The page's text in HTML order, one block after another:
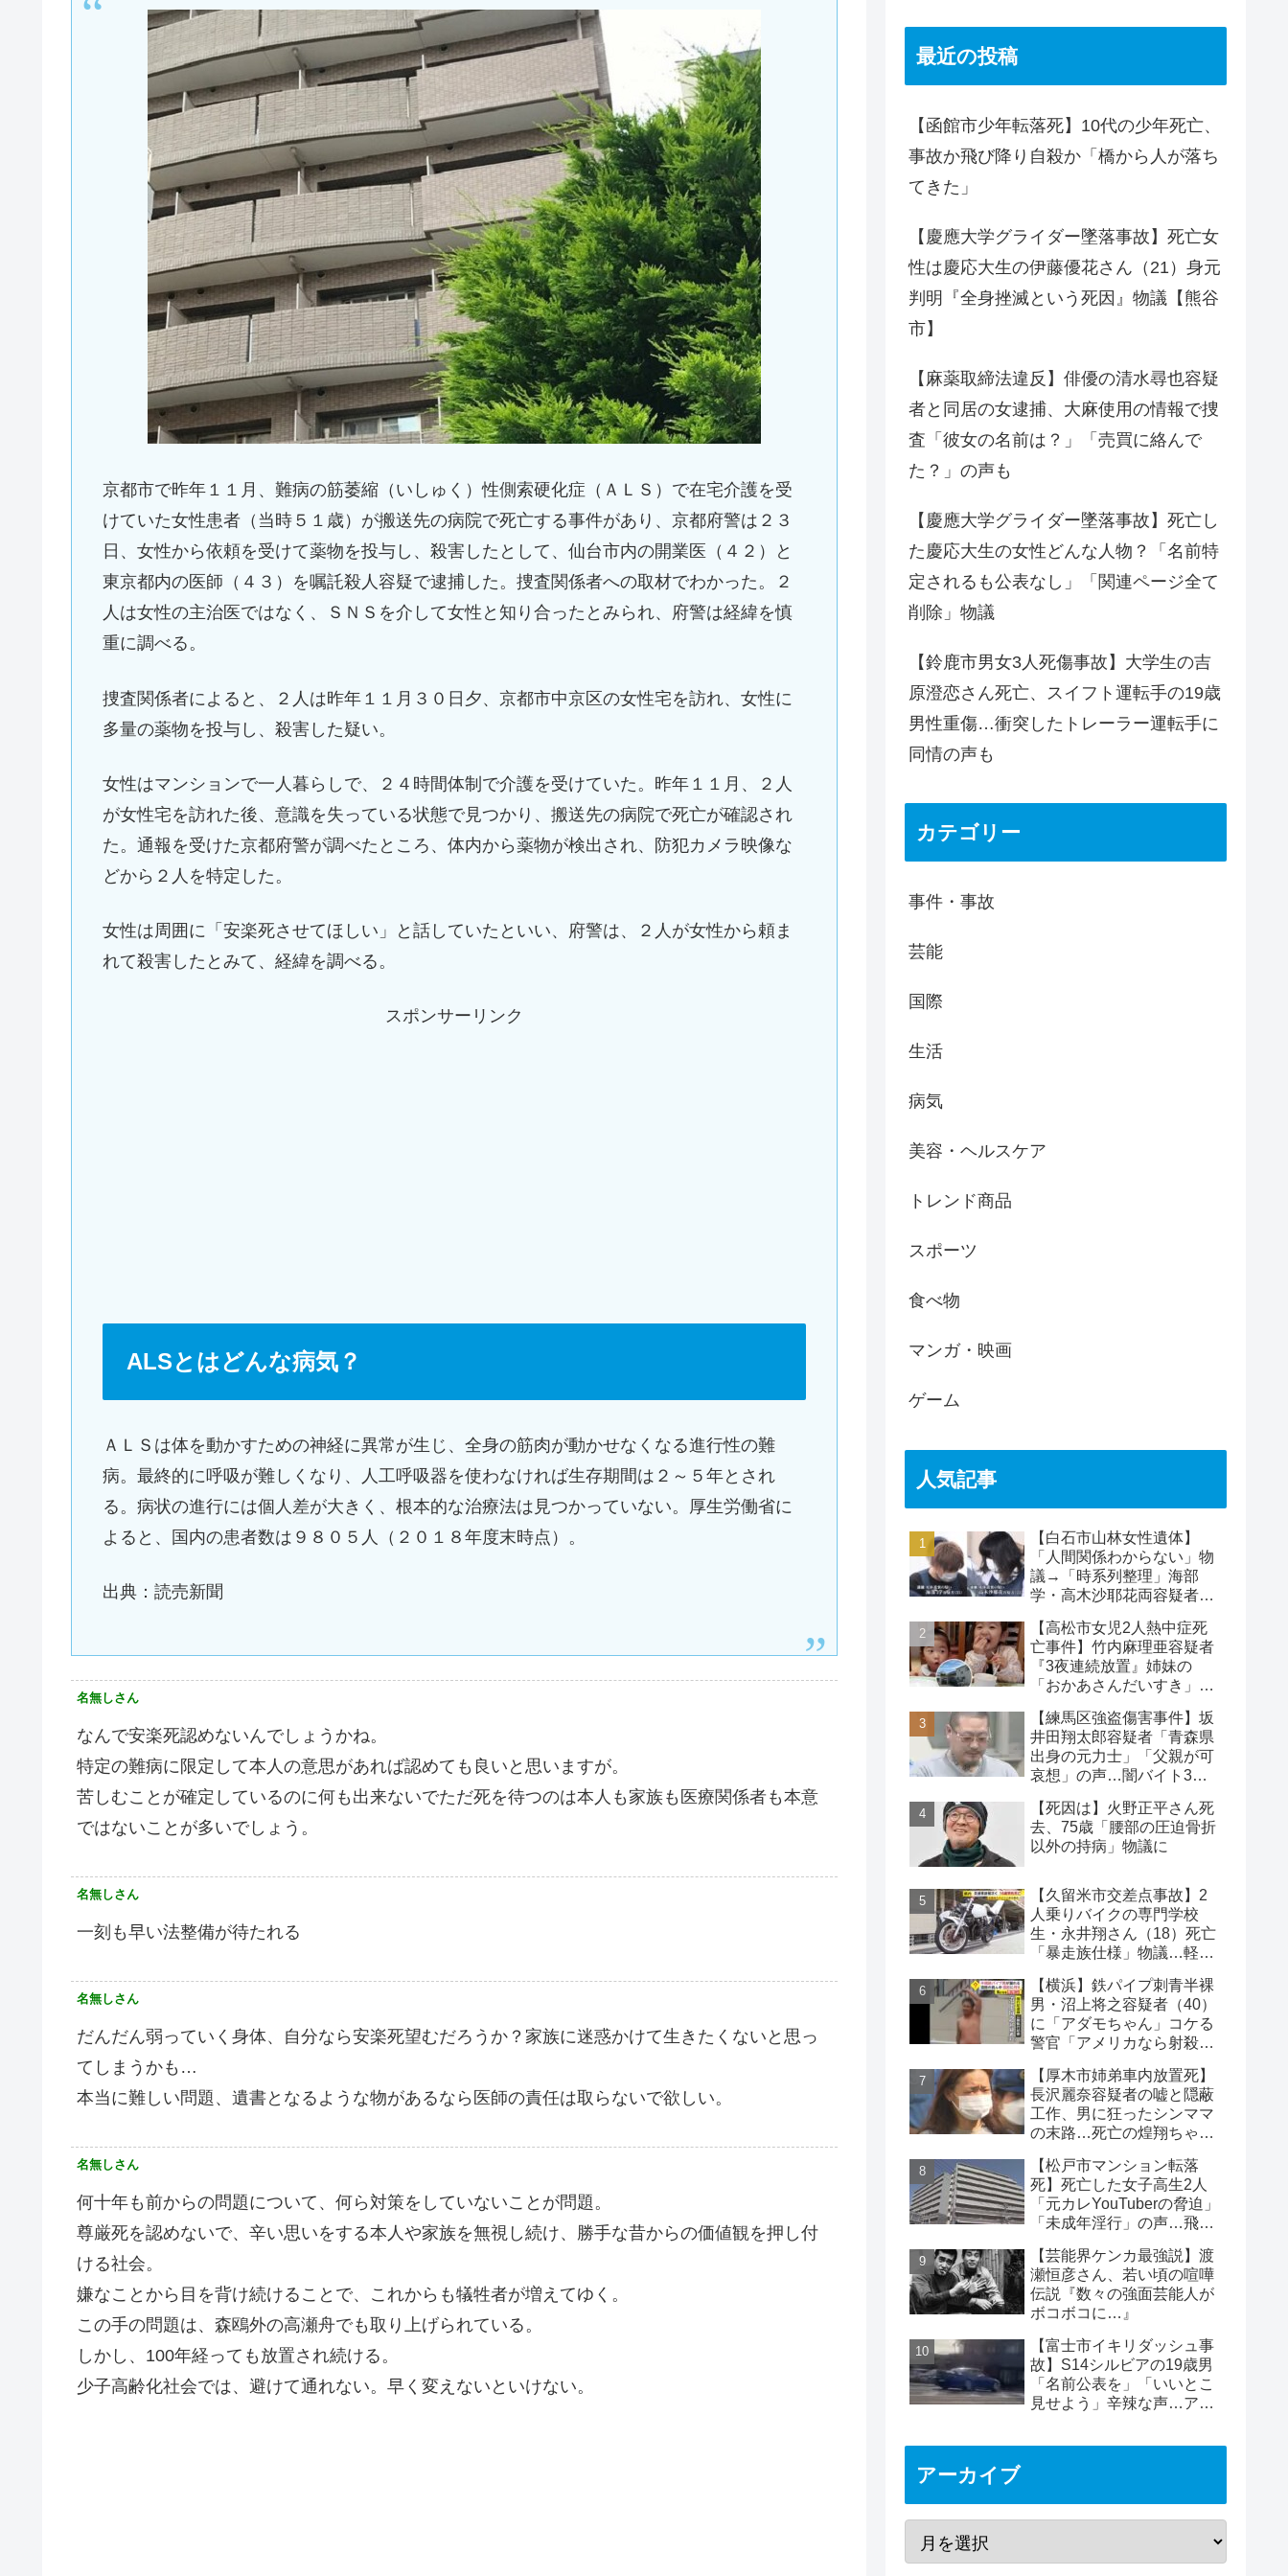
京都市で昨年１１月、難病の筋萎縮（いしゅく）性側索硬化症（ＡＬＳ）で在宅介護を受
けていた女性患者（当時５１歳）が搬送先の病院で死亡する事件があり、京都府警は２３
日、女性から依頼を受けて薬物を投与し、殺害したとして、仙台市内の開業医（４２）と
東京都内の医師（４３）を嘱託殺人容疑で逮捕した。捜査関係者への取材でわかった。２
人は女性の主治医ではなく、ＳＮＳを介して女性と知り合ったとみられ、府警は経緯を慎
重に調べる。
捜査関係者によると、２人は昨年１１月３０日夕、京都市中京区の女性宅を訪れ、女性に
多量の薬物を投与し、殺害した疑い。
女性はマンションで一人暮らしで、２４時間体制で介護を受けていた。昨年１１月、２人
が女性宅を訪れた後、意識を失っている状態で見つかり、搬送先の病院で死亡が確認され
た。通報を受けた京都府警が調べたところ、体内から薬物が検出され、防犯カメラ映像な
どから２人を特定した。
女性は周囲に「安楽死させてほしい」と話していたといい、府警は、２人が女性から頼ま
れて殺害したとみて、経緯を調べる。
スポンサーリンク
ALSとはどんな病気？
ＡＬＳは体を動かすための神経に異常が生じ、全身の筋肉が動かせなくなる進行性の難
病。最終的に呼吸が難しくなり、人工呼吸器を使わなければ生存期間は２～５年とされ
る。病状の進行には個人差が大きく、根本的な治療法は見つかっていない。厚生労働省に
よると、国内の患者数は９８０５人（２０１８年度末時点）。
出典：読売新聞
名無しさん
なんで安楽死認めないんでしょうかね。
特定の難病に限定して本人の意思があれば認めても良いと思いますが。
苦しむことが確定しているのに何も出来ないでただ死を待つのは本人も家族も医療関係者も本意
ではないことが多いでしょう。
名無しさん
一刻も早い法整備が待たれる
名無しさん
だんだん弱っていく身体、自分なら安楽死望むだろうか？家族に迷惑かけて生きたくないと思っ
てしまうかも…
本当に難しい問題、遺書となるような物があるなら医師の責任は取らないで欲しい。
名無しさん
何十年も前からの問題について、何ら対策をしていないことが問題。
尊厳死を認めないで、辛い思いをする本人や家族を無視し続け、勝手な昔からの価値観を押し付
ける社会。
嫌なことから目を背け続けることで、これからも犠牲者が増えてゆく。
この手の問題は、森鴎外の高瀬舟でも取り上げられている。
しかし、100年経っても放置され続ける。
少子高齢化社会では、避けて通れない。早く変えないといけない。
最近の投稿
【函館市少年転落死】10代の少年死亡、
事故か飛び降り自殺か「橋から人が落ち
てきた」
【慶應大学グライダー墜落事故】死亡女
性は慶応大生の伊藤優花さん（21）身元
判明『全身挫滅という死因』物議【熊谷
市】
【麻薬取締法違反】俳優の清水尋也容疑
者と同居の女逮捕、大麻使用の情報で捜
査「彼女の名前は？」「売買に絡んで
た？」の声も
【慶應大学グライダー墜落事故】死亡し
た慶応大生の女性どんな人物？「名前特
定されるも公表なし」「関連ページ全て
削除」物議
【鈴鹿市男女3人死傷事故】大学生の吉
原澄恋さん死亡、スイフト運転手の19歳
男性重傷…衝突したトレーラー運転手に
同情の声も
カテゴリー
事件・事故
芸能
国際
生活
病気
美容・ヘルスケア
トレンド商品
スポーツ
食べ物
マンガ・映画
ゲーム
人気記事
【白石市山林女性遺体】
「人間関係わからない」物
議→「時系列整理」海部
学・高木沙耶花両容疑者、
な事件
【高松市女児2人熱中症死
亡事件】竹内麻理亜容疑者
『3夜連続放置』姉妹の
「おかあさんだいすき」折
論
【練馬区強盗傷害事件】坂
井田翔太郎容疑者「青森県
出身の元力士」「父親が可
哀想」の声…闇バイト3人
【死因は】火野正平さん死
去、75歳「腰部の圧迫骨折
以外の持病」物議に
【久留米市交差点事故】2
人乗りバイクの専門学校
生・永井翔さん（18）死亡
「暴走族仕様」物議…軽自
【横浜】鉄パイプ刺青半裸
男・沼上将之容疑者（40）
に「アダモちゃん」コケる
警官「アメリカなら射殺」
【厚木市姉弟車内放置死】
長沢麗奈容疑者の嘘と隠蔽
工作、男に狂ったシンママ
の末路…死亡の煌翔ちゃ
【松戸市マンション転落
死】死亡した女子高生2人
「元カレYouTuberの脅迫」
「未成年淫行」の声…飛び
【芸能界ケンカ最強説】渡
瀬恒彦さん、若い頃の喧嘩
伝説『数々の強面芸能人が
ボコボコに…』
【富士市イキリダッシュ事
故】S14シルビアの19歳男
「名前公表を」「いいとこ
見せよう」辛辣な声…アカ
アーカイブ